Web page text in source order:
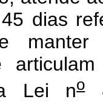
dias
Lei no